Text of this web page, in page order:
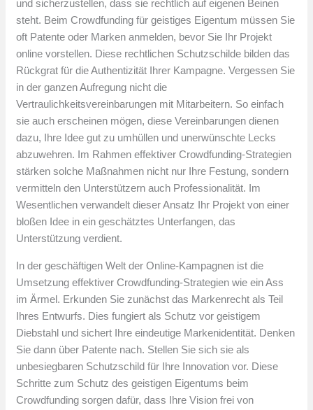
und sicherzustellen, dass sie rechtlich auf eigenen Beinen
steht. Beim Crowdfunding für geistiges Eigentum müssen Sie
oft Patente oder Marken anmelden, bevor Sie Ihr Projekt
online vorstellen. Diese rechtlichen Schutzschilde bilden das
Rückgrat für die Authentizität Ihrer Kampagne. Vergessen Sie
in der ganzen Aufregung nicht die
Vertraulichkeitsvereinbarungen mit Mitarbeitern. So einfach
sie auch erscheinen mögen, diese Vereinbarungen dienen
dazu, Ihre Idee gut zu umhüllen und unerwünschte Lecks
abzuwehren. Im Rahmen effektiver Crowdfunding-Strategien
stärken solche Maßnahmen nicht nur Ihre Festung, sondern
vermitteln den Unterstützern auch Professionalität. Im
Wesentlichen verwandelt dieser Ansatz Ihr Projekt von einer
bloßen Idee in ein geschätztes Unterfangen, das
Unterstützung verdient.
In der geschäftigen Welt der Online-Kampagnen ist die
Umsetzung effektiver Crowdfunding-Strategien wie ein Ass
im Ärmel. Erkunden Sie zunächst das Markenrecht als Teil
Ihres Entwurfs. Dies fungiert als Schutz vor geistigem
Diebstahl und sichert Ihre eindeutige Markenidentität. Denken
Sie dann über Patente nach. Stellen Sie sich sie als
unbesiegbaren Schutzschild für Ihre Innovation vor. Diese
Schritte zum Schutz des geistigen Eigentums beim
Crowdfunding sorgen dafür, dass Ihre Vision frei von